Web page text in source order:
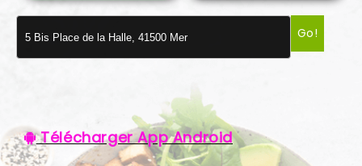
VOS AVIS
MENTIONS LÉGALES
Go!
Télécharger App Android